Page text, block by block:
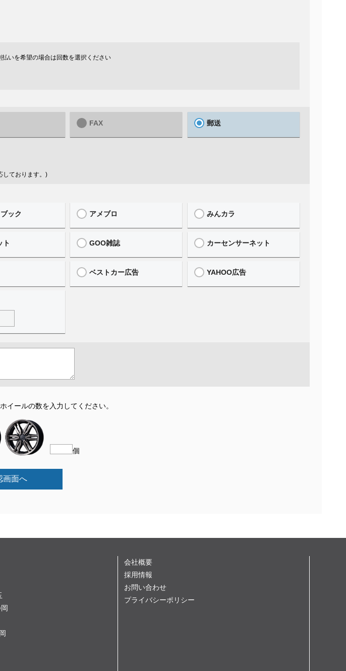
いを希望の場合は回数を選択ください
FAX 郵送
しております。)
ック アメブロ みんカラ
ト GOO雑誌 カーセンサーネット
ベストカー広告 YAHOO広告
ホイールの数を入力してください。
個
画面へ
会社概要
採用情報
お問い合わせ
プライバシーポリシー